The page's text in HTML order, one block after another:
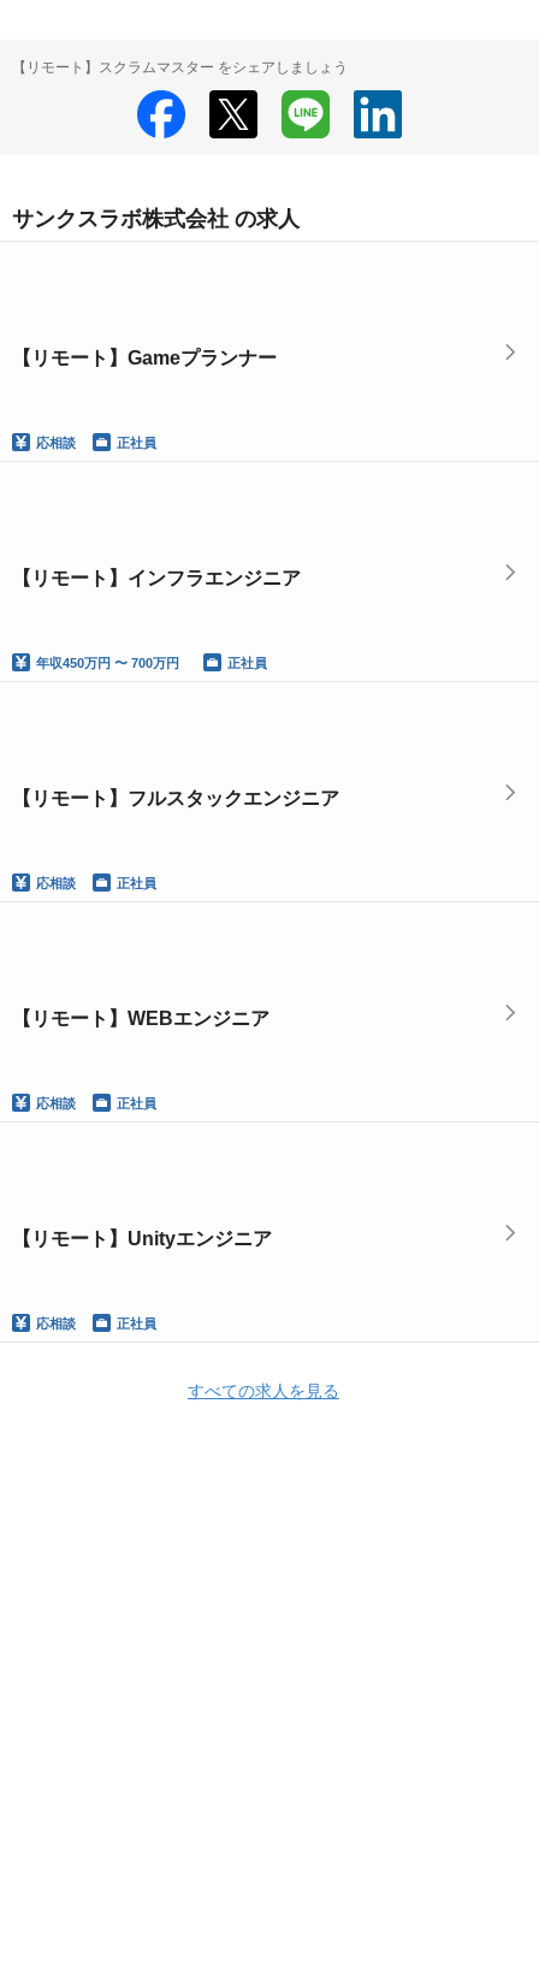
【リモート】スクラムマスター をシェアしましょう
サンクスラボ株式会社 の求人
【リモート】Gameプランナー
応相談 正社員
【リモート】インフラエンジニア
年収450万円 〜 700万円 正社員
【リモート】フルスタックエンジニア
応相談 正社員
【リモート】WEBエンジニア
応相談 正社員
【リモート】Unityエンジニア
応相談 正社員
すべての求人を見る